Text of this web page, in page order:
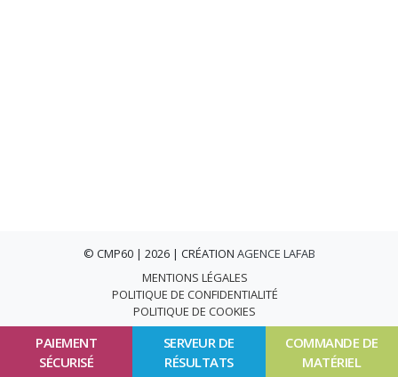
PAIEMENT
SÉCURISÉ
SERVEUR DE
RÉSULTATS
COMMANDE DE
MATÉRIEL
© CMP60 | 2026 | CRÉATION AGENCE LAFAB
MENTIONS LÉGALES
POLITIQUE DE CONFIDENTIALITÉ
POLITIQUE DE COOKIES